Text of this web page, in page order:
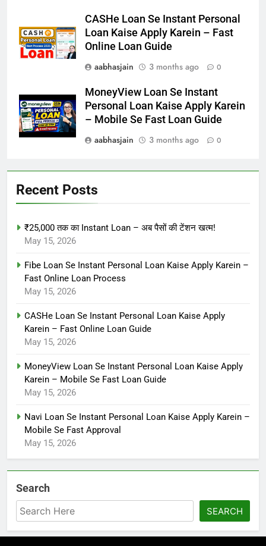
CASHe Loan Se Instant Personal
Loan Kaise Apply Karein – Fast
Online Loan Guide
aabhasjain
3 months ago 0
MoneyView Loan Se Instant
Personal Loan Kaise Apply Karein
– Mobile Se Fast Loan Guide
aabhasjain
3 months ago 0
Recent Posts
₹25,000 तक का Instant Loan – अब पैसों की टेंशन खत्म!
May 15, 2026
Fibe Loan Se Instant Personal Loan Kaise Apply Karein –
Fast Online Loan Process
May 15, 2026
CASHe Loan Se Instant Personal Loan Kaise Apply
Karein – Fast Online Loan Guide
May 15, 2026
MoneyView Loan Se Instant Personal Loan Kaise Apply
Karein – Mobile Se Fast Loan Guide
May 15, 2026
Navi Loan Se Instant Personal Loan Kaise Apply Karein –
Mobile Se Fast Approval
May 15, 2026
Search
SEARCH